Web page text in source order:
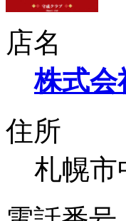
店名
株式
住所
札幌